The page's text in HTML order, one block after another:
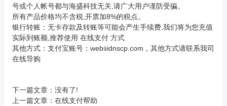
号或个人帐号都与海盛科技无关,请广大用户谨防受骗。
所有产品价格均不含税,开票加8%的税点。
银行转账：无卡存款及转账等可能会产生手续费,我们将为您充值
实际到账额,推荐使用 在线支付方式
其他方式：支付宝账号：web idnscp.com，其他方式请联系我司
在线导购
下一篇文章：没有了!
上一篇文章： 在线支付帮助